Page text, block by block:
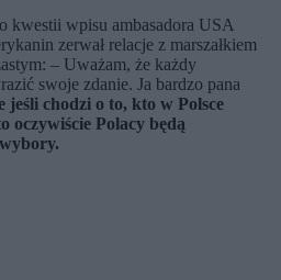
kwestii wpisu ambasadora USA
zerwał relacje z marszałkiem
– Uważam, że każdy
swoje zdanie. Ja bardzo pana
jeśli chodzi o to, kto w Polsce
oczywiście Polacy będą